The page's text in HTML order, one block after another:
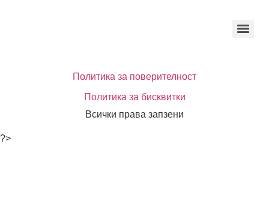
Политика за поверителност
Политика за бисквитки
Всички права запзени
?>